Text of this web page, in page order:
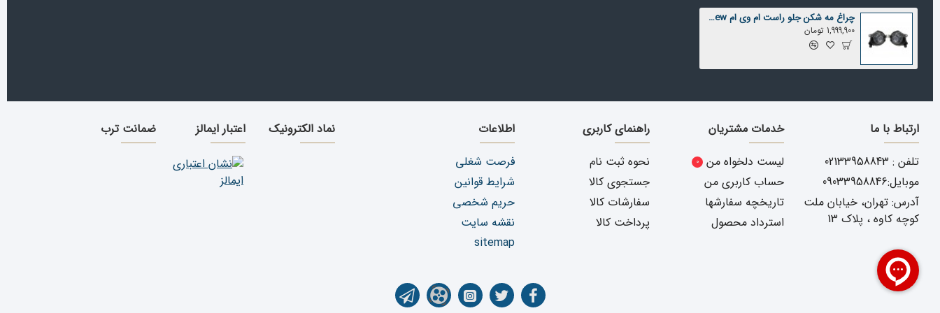
! تعمیرات خودرو کاریست فنی و باید توسط متخصص انجام شود
انتخاب و مراجعه به تعمیرگاهی که تجربه تعویض چراغ مه شکن ام وی ام ایکس 33 new جدید خودرو شمارا داشته باشد
چراغ مه شکن جلو راست ام وی ام x33 new
1,999,900 تومان
ارتباط با ما
تلفن : 02133958843
موبایل:09033958846
آدرس: تهران، خیابان ملت
کوچه کاوه ، پلاک 13
خدمات مشتریان
لیست دلخواه من
0
حساب کاربری من
تاریخچه سفارشها
استرداد محصول
راهنمای کاربری
نحوه ثبت نام
جستجوی کالا
سفارشات کالا
پرداخت کالا
اطلاعات
فرصت شغلی
شرایط قوانین
حریم شخصی
نقشه سایت
sitemap
نماد الکترونیک اعتبار ایمالز ضمانت ترب